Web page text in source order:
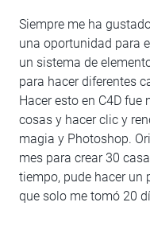
Siempre me ha
una oportunidad para
un sistema de
para hacer diferentes
Hacer esto en C4D
cosas y hacer clic y
magia y Photoshop.
mes para crear 30
tiempo, pude hacer un
que solo me tomó 20